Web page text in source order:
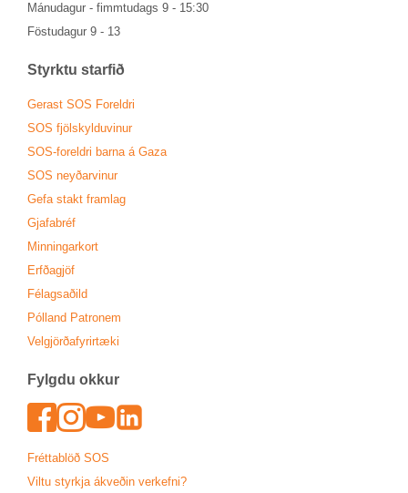
Mánu­dag­ur - fimmtu­dags 9 - 15:30
Föstu­dag­ur 9 - 13
Styrktu starf­ið
Ger­ast SOS For­eldri
SOS fjöl­skyldu­vin­ur
SOS-for­eldri barna á Gaza
SOS neyð­ar­vin­ur
Gefa stakt fram­lag
Gjafa­bréf
Minn­ing­ar­kort
Erfða­gjöf
Fé­lags­að­ild
Pól­land Patronem
Vel­gjörða­fyr­ir­tæki
Fylgdu okk­ur
Face­book
In­sta­gram
Youtu­be
Lin­ked­In
Frétta­blöð SOS
Viltu styrkja ákveð­in verk­efni?